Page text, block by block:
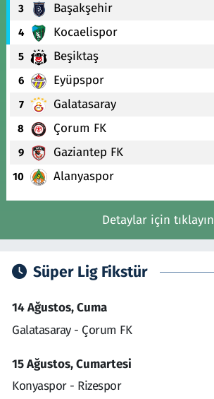
3 Başakşehir
4 Kocaelispor
5 Beşiktaş
6 Eyüpspor
7 Galatasaray
8 Çorum FK
9 Gaziantep FK
10 Alanyaspor
Detaylar için tıklayın
Süper Lig Fikstür
14 Ağustos, Cuma
Galatasaray - Çorum FK
15 Ağustos, Cumartesi
Konyaspor - Rizespor